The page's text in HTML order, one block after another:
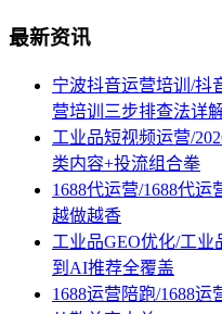
最新资讯
宁波抖音运营培训/抖
营培训三步排查法详
工业品短视频运营/
类内容+投流组合拳
1688代运营/1688代
越做越香
工业品GEO优化/工业
到AI推荐全覆盖
1688运营陪跑/1688